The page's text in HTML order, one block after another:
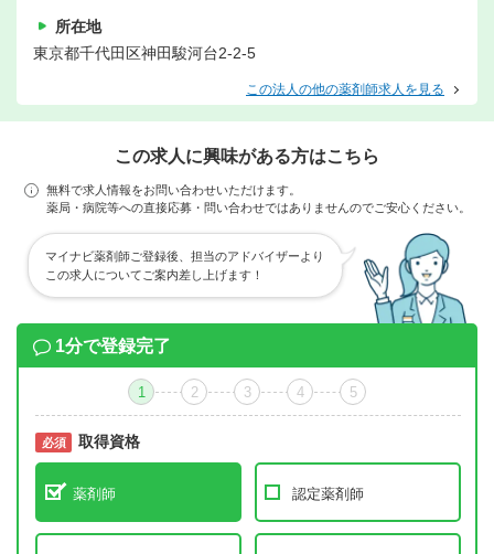
所在地
東京都千代田区神田駿河台2-2-5
この法人の他の薬剤師求人を見る
この求人に興味がある方はこちら
無料で求人情報をお問い合わせいただけます。
薬局・病院等への直接応募・問い合わせではありませんのでご安心ください。
マイナビ薬剤師ご登録後、担当のアドバイザーより
この求人についてご案内差し上げます！
1分で登録完了
1 2 3 4 5
必須 取得資格
薬剤師 認定薬剤師